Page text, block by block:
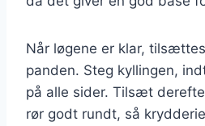
Når løgene er klar,
panden. Steg kyllingen,
på alle sider. Tilsæt
rør godt rundt, så